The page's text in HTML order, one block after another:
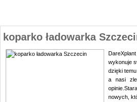
koparko ładowarka
wykonuje
dzięki
a nasi
nowych,